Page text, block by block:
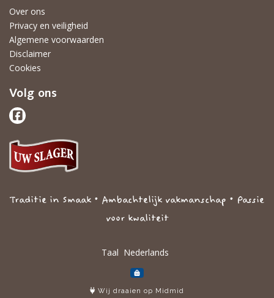
Over ons
Privacy en veiligheid
Algemene voorwaarden
Disclaimer
Cookies
Volg ons
Traditie in Smaak • Ambachtelijk vakmanschap • Passie
voor kwaliteit
Taal
Wij draaien op Midmid